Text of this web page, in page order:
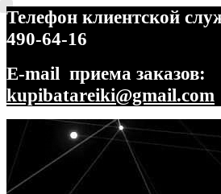
Телефон клиентской
490-64-16
E-mail приема заказов:
kupibatareiki@gmail.com
Перейти
навигации
Перейти
содержимому